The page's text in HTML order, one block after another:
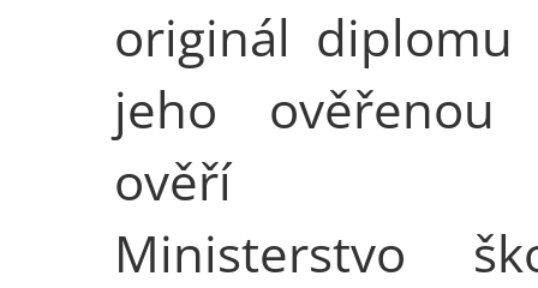
originál diplomu
jeho ověřenou
ověří
Ministerstvo